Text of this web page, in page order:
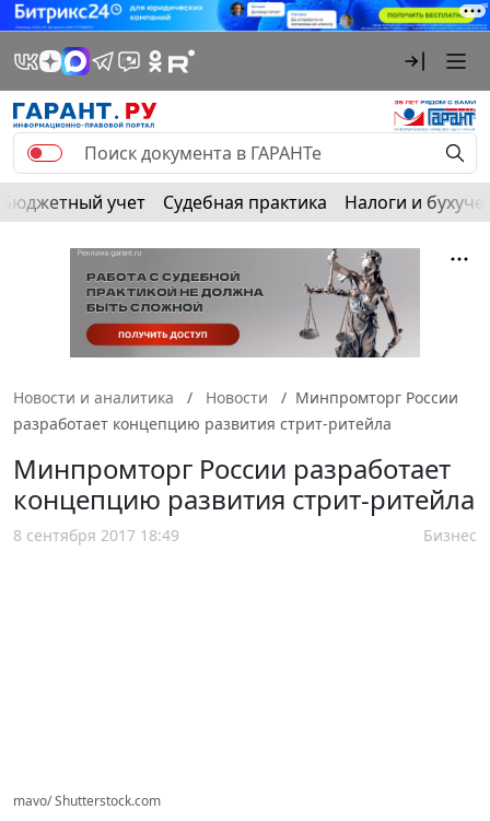
Бюджетный учет Судебная практика Налоги и
Новости и аналитика Новости
Минпромторг России
разработает концепцию развития стрит-ритейла
Минпромторг России разработает
концепцию развития стрит-ритейла
8 сентября 2017 18:49 Бизнес
mavo/ Shutterstock.com